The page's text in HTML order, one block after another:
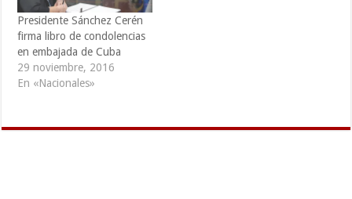
Presidente Sánchez Cerén
firma libro de condolencias
en embajada de Cuba
29 noviembre, 2016
En «Nacionales»